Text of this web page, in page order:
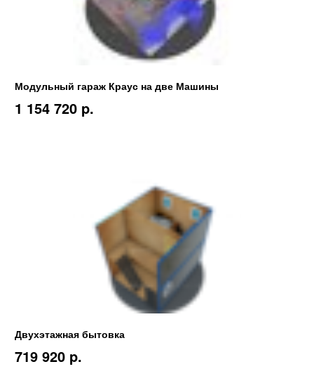
Модульный гараж Краус на две Машины
1 154 720 p.
Двухэтажная бытовка
719 920 p.